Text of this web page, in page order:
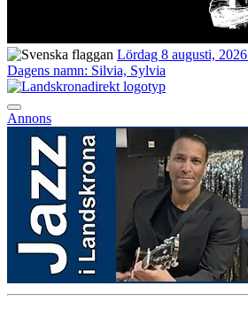
Lördag 8 augusti, 2026
Dagens namn: Silvia, Sylvia
Annons